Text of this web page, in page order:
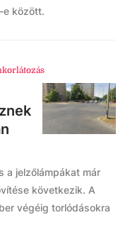
e között.
a jelzőlámpákat már
következik. A
végéig torlódásokra